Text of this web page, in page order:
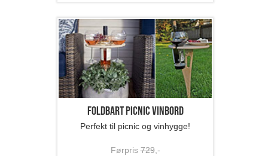
Foldbart picnic vinbord
Perfekt til picnic og vinhygge!
Førpris729,-